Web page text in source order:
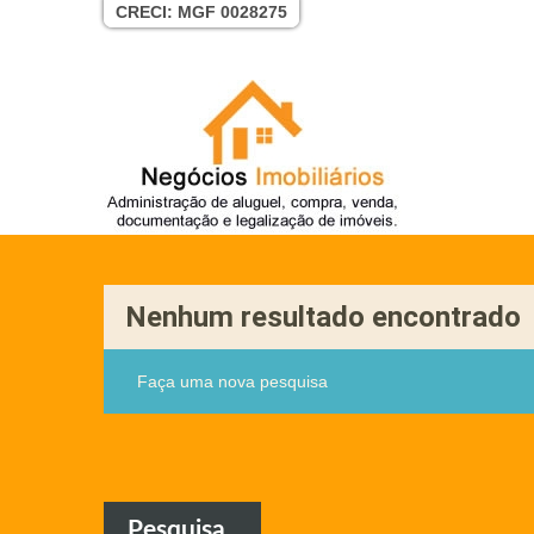
CRECI: MGF 0028275
Nenhum resultado encontrado
Faça uma nova pesquisa